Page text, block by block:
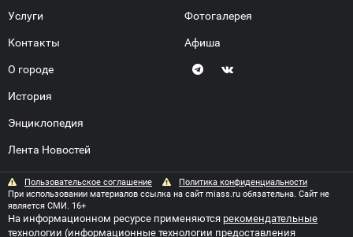
Услуги
Контакты
О городе
История
Энциклопедия
Лента Новостей
Фотогалерея
Афиша
Пользовательское соглашение
Политика конфиденциальности
При использовании материалов ссылка на сайт miass.ru обязательна. Сайт не
является СМИ. 16+
На информационном ресурсе применяются рекомендательные
технологии (информационные технологии предоставления